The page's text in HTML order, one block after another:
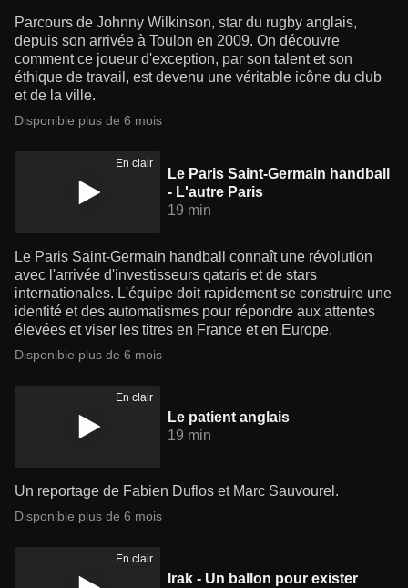
Parcours de Johnny Wilkinson, star du rugby anglais,
depuis son arrivée à Toulon en 2009. On découvre
comment ce joueur d'exception, par son talent et son
éthique de travail, est devenu une véritable icône du club
et de la ville.
Disponible plus de 6 mois
En clair
Le Paris Saint-Germain handball
- L'autre Paris
19 min
Le Paris Saint-Germain handball connaît une révolution
avec l'arrivée d'investisseurs qataris et de stars
internationales. L'équipe doit rapidement se construire une
identité et des automatismes pour répondre aux attentes
élevées et viser les titres en France et en Europe.
Disponible plus de 6 mois
En clair
Le patient anglais
19 min
Un reportage de Fabien Duflos et Marc Sauvourel.
Disponible plus de 6 mois
En clair
Irak - Un ballon pour exister